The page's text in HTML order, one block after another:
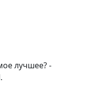
лучшее? -